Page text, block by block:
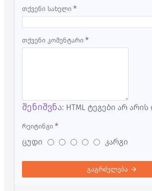
თქვენი სახელი
თქვენი კომენტარი
შენიშვნა: HTML ტეგები არ
რეიტინგი
ცუდი კარგი
გაგრძელება